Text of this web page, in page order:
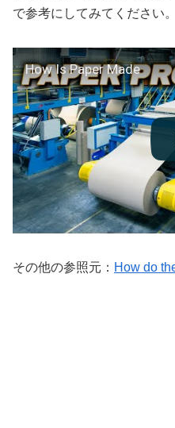
で参考にしてみてください。
How Is Paper Made
その他の参照元： How do